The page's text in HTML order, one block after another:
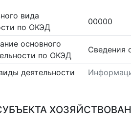
вида
по ОКЭД
00000
основного
по ОКЭД
Cведения
деятельности